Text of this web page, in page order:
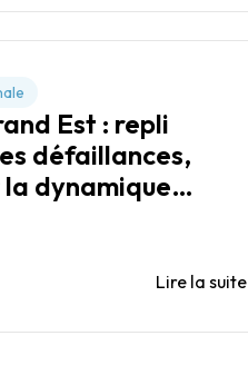
Est : repli
défaillances,
dynamique
Lire la suite